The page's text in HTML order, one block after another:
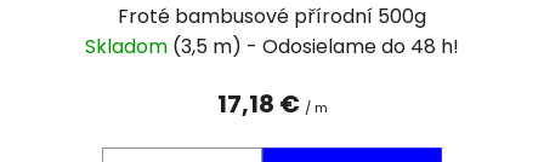
Froté bambusové přírodní 500g
Skladom (3,5 m)
17,18 € / m